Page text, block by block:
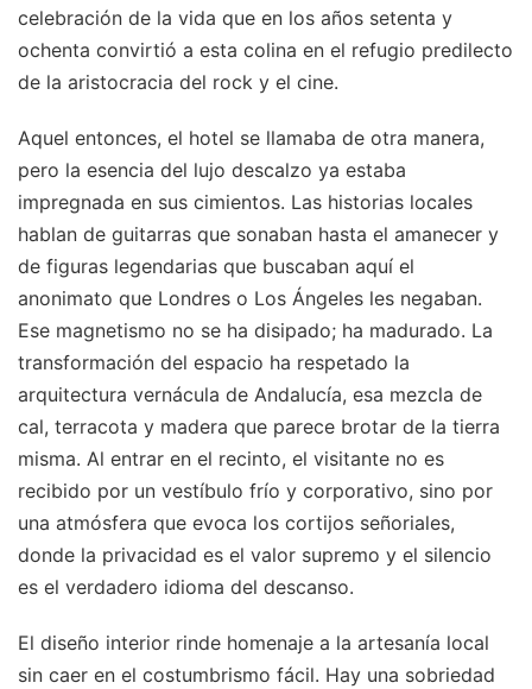
celebración de la vida que en los años setenta y
ochenta convirtió a esta colina en el refugio predilecto
de la aristocracia del rock y el cine.
Aquel entonces, el hotel se llamaba de otra manera,
pero la esencia del lujo descalzo ya estaba
impregnada en sus cimientos. Las historias locales
hablan de guitarras que sonaban hasta el amanecer y
de figuras legendarias que buscaban aquí el
anonimato que Londres o Los Ángeles les negaban.
Ese magnetismo no se ha disipado; ha madurado. La
transformación del espacio ha respetado la
arquitectura vernácula de Andalucía, esa mezcla de
cal, terracota y madera que parece brotar de la tierra
misma. Al entrar en el recinto, el visitante no es
recibido por un vestíbulo frío y corporativo, sino por
una atmósfera que evoca los cortijos señoriales,
donde la privacidad es el valor supremo y el silencio
es el verdadero idioma del descanso.
El diseño interior rinde homenaje a la artesanía local
sin caer en el costumbrismo fácil. Hay una sobriedad